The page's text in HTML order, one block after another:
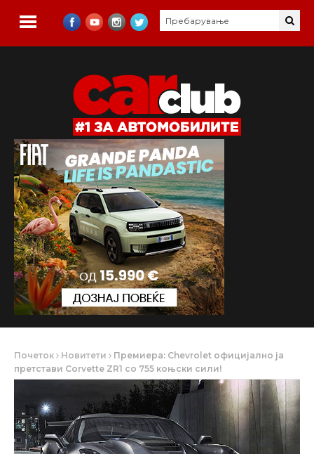
Почеток Новитети
Премиера: Chevrolet официјално ја
претстави Corvette ZR1 со 755 коњски сили!